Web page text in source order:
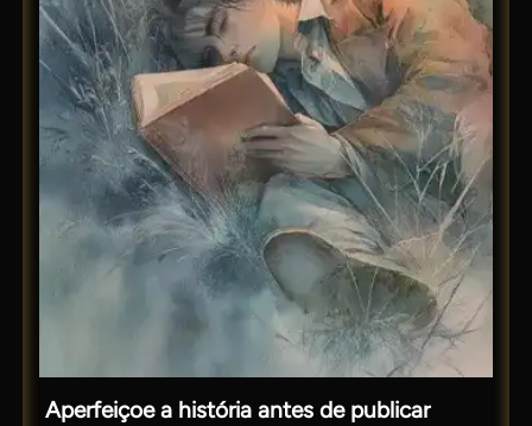
Aperfeiçoe a história antes de publicar